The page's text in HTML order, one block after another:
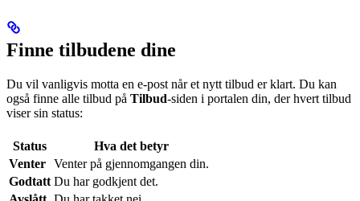
Finne tilbudene dine
Du vil vanligvis motta en e-post når et nytt tilbud er klart. Du kan
også finne alle tilbud på Tilbud-siden i portalen din, der hvert tilbud
viser sin status:
Status
Hva det betyr
Venter Venter på gjennomgangen din.
Godtatt Du har godkjent det.